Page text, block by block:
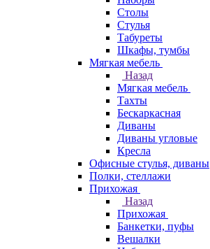
Столы
Стулья
Табуреты
Шкафы, тумбы
Мягкая мебель
Назад
Мягкая мебель
Тахты
Бескаркасная
Диваны
Диваны угловые
Кресла
Офисные стулья, диваны
Полки, стеллажи
Прихожая
Назад
Прихожая
Банкетки, пуфы
Вешалки